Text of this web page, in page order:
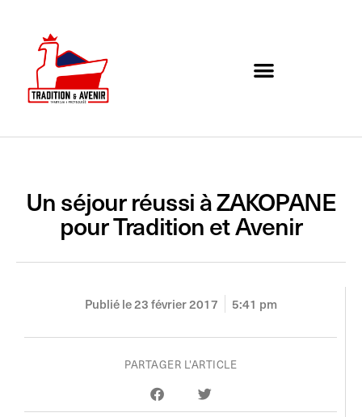
Un séjour réussi à ZAKOPANE
pour Tradition et Avenir
Publié le23 février 2017 5:41 pm
PARTAGER L'ARTICLE